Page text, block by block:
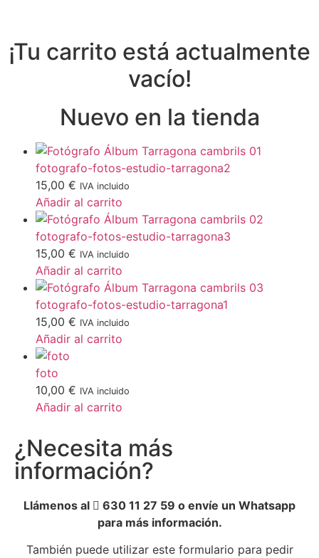
¡Tu carrito está actualmente
vacío!
Nuevo en la tienda
fotografo-fotos-estudio-tarragona2
15,00 € IVA incluido
Añadir al carrito
fotografo-fotos-estudio-tarragona3
15,00 € IVA incluido
Añadir al carrito
fotografo-fotos-estudio-tarragona1
15,00 € IVA incluido
Añadir al carrito
foto
10,00 € IVA incluido
Añadir al carrito
¿Necesita más
información?
Llámenos al
630 11 27 59 o envíe un Whatsapp
para más información.
También puede utilizar este formulario para pedir